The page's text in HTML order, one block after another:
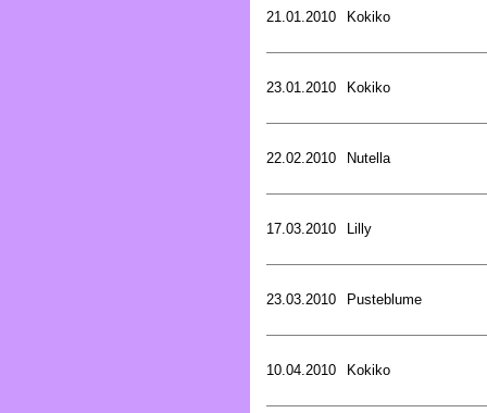
21.01.2010 Kokiko
23.01.2010 Kokiko
22.02.2010 Nutella
17.03.2010 Lilly
23.03.2010 Pusteblume
10.04.2010 Kokiko